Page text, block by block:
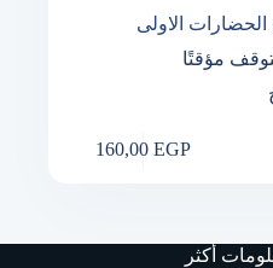
الحضارات الاولى
مؤقتًا
160,00EGP
أكثر